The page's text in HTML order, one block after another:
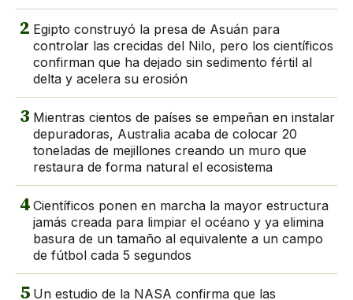
2 Egipto construyó la presa de Asuán para
controlar las crecidas del Nilo, pero los científicos
confirman que ha dejado sin sedimento fértil al
delta y acelera su erosión
3 Mientras cientos de países se empeñan en instalar
depuradoras, Australia acaba de colocar 20
toneladas de mejillones creando un muro que
restaura de forma natural el ecosistema
4 Científicos ponen en marcha la mayor estructura
jamás creada para limpiar el océano y ya elimina
basura de un tamaño al equivalente a un campo
de fútbol cada 5 segundos
5 Un estudio de la NASA confirma que las